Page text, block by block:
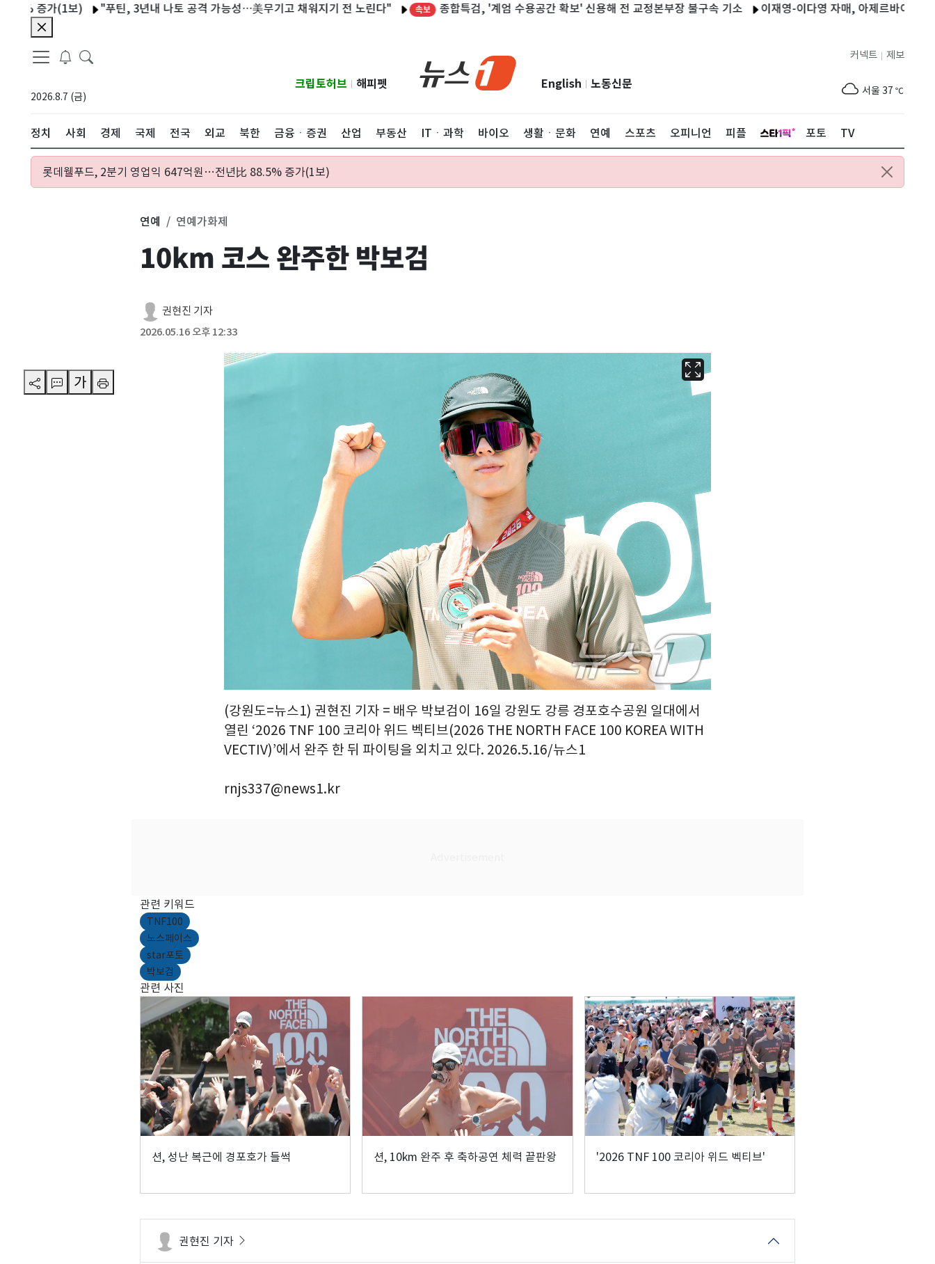
가(1보) "푸틴, 3년내 나토 공격 가능성…美무기고 채워지기 전 노린다" 속보 종합특검, '계엄 수용공간 확보' 신용해 전 교정본부장 불구속 기소 이재영-이다영 자매, 아제르바이잔서 한솥밥…
2026.8.7 (금)
크립토허브 해피펫 English 노동신문
제보
커넥트
서울 37 ℃
37
정치 사회 경제 국제 전국 외교 북한 금융ㆍ증권 산업 부동산 ITㆍ과학 바이오 생활ㆍ문화 연예 스포츠 오피니언 피플 포토 TV
롯데웰푸드, 2분기 영업익 647억원…전년比 88.5% 증가(1보)
가
연예 연예가화제
10km 코스 완주한 박보검
권현진 기자
2026.05.16 오후 12:33
(강원도=뉴스1) 권현진 기자 = 배우 박보검이 16일 강원도 강릉 경포호수공원 일대에서
열린 ‘2026 TNF 100 코리아 위드 벡티브(2026 THE NORTH FACE 100 KOREA WITH
VECTIV)’에서 완주 한 뒤 파이팅을 외치고 있다. 2026.5.16/뉴스1
rnjs337@news1.kr
관련 키워드
TNF100
노스페이스
star포토
박보검
관련 사진
션, 성난 복근에 경포호가 들썩 션, 10km 완주 후 축하공연 체력 끝판왕 '2026 TNF 100 코리아 위드 벡티브'
권현진 기자